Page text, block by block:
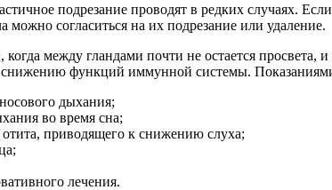
подрезание проводят в редких случаях.
можно согласиться на их подрезание или удаление.
между гландами почти не остается
функций иммунной системы.
дыхания;
во время сна;
отита, приводящего к снижению слуха;
лечения.